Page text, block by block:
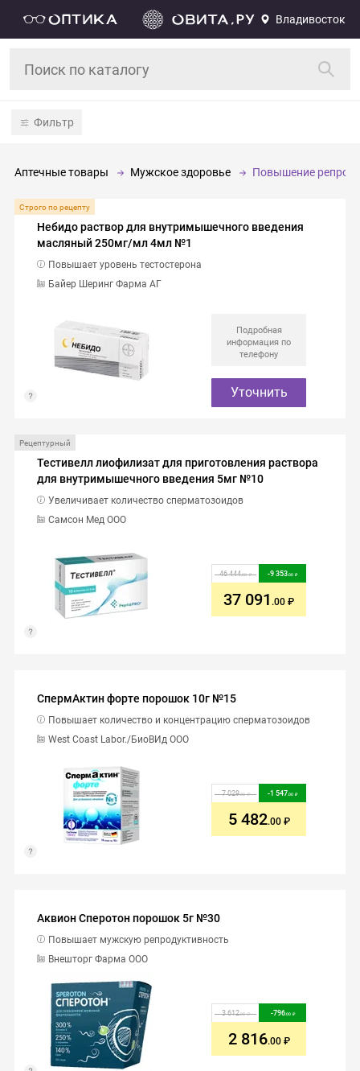
Владивосток
Аптечные товары Мужское здоровье Повышение
Фильтр
Строго по рецепту
Небидо раствор для внутримышечного введения
масляный 250мг/мл 4мл №1
Байер Шеринг Фарма АГ
Повышает уровень тестостерона
Подробная
информация по
телефону
Уточнить
Рецептурный
Тестивелл лиофилизат для приготовления раствора
для внутримышечного введения 5мг №10
Самсон Мед ООО
Увеличивает количество сперматозоидов
46 444.00 -9 353.00
37 091 .00
СпермАктин форте порошок 10г №15
West Coast Labor./БиоВИд ООО
Повышает количество и концентрацию сперматозоидов
7 029.00 -1 547.00
5 482.00
Аквион Сперотон порошок 5г №30
Внешторг Фарма ООО
Повышает мужскую репродуктивность
3 612.00 -796.00
2 816.00